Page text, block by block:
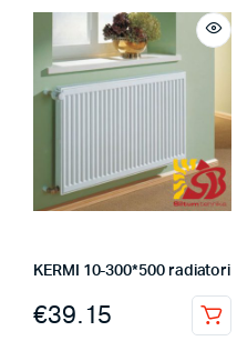
KERMI 10-300*500 radiatori
€39.15